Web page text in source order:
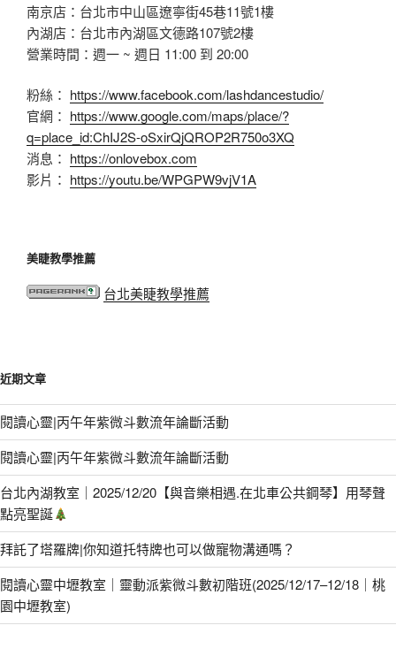
南京店：台北市中山區遼寧街45巷11號1樓
內湖店：台北市內湖區文德路107號2樓
營業時間：週一 ~ 週日 11:00 到 20:00
粉絲： https://www.facebook.com/lashdancestudio/
官網： https://www.google.com/maps/place/?
q=place_id:ChIJ2S-oSxirQjQROP2R750o3XQ
消息： https://onlovebox.com
影片： https://youtu.be/WPGPW9vjV1A
美睫教學推薦
台北美睫教學推薦
近期文章
閱讀心靈|丙午年紫微斗數流年論斷活動
閱讀心靈|丙午年紫微斗數流年論斷活動
台北內湖教室｜2025/12/20【與音樂相遇.在北車公共鋼琴】用琴聲
點亮聖誕
拜託了塔羅牌|你知道托特牌也可以做寵物溝通嗎？
閱讀心靈中壢教室｜靈動派紫微斗數初階班(2025/12/17–12/18｜桃
園中壢教室)